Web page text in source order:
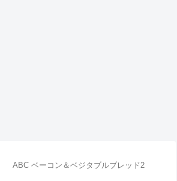
ABC ベーコン＆ベジタブルブレッド2